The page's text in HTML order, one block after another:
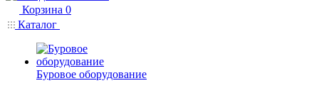
Корзина 0
Каталог
Буровое оборудование